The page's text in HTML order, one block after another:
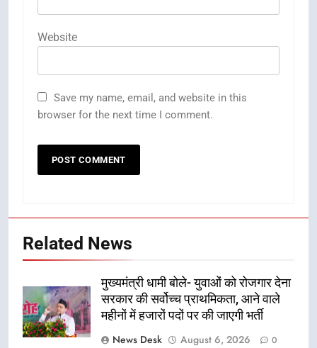
Website
Save my name, email, and website in this
browser for the next time I comment.
Related News
मुख्यमंत्री धामी बोले- युवाओं को रोजगार देना
सरकार की सर्वोच्च प्राथमिकता, आने वाले
महीनों में हजारों पदों पर की जाएगी भर्ती
News Desk
August 6, 2026 0